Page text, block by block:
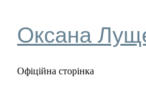
Оксана
Офіційна сторінка